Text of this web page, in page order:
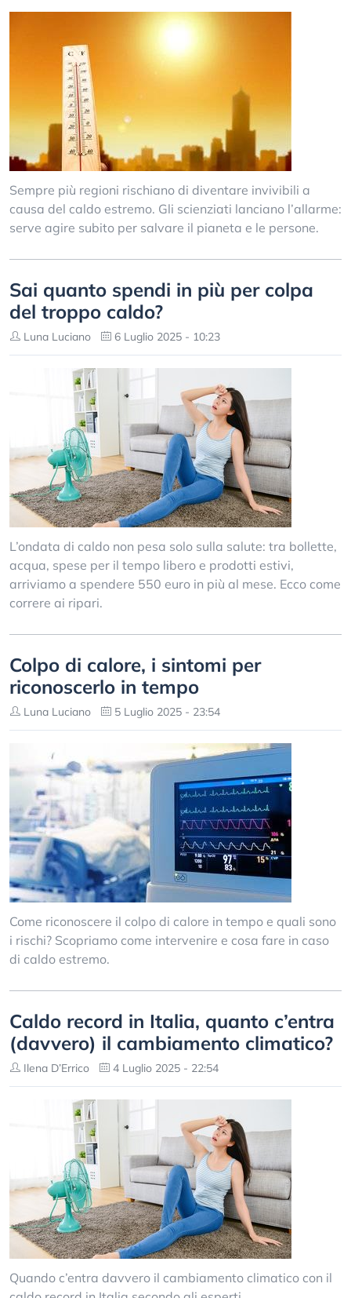
Sempre più regioni rischiano di diventare invivibili a
causa del caldo estremo. Gli scienziati lanciano l’allarme:
serve agire subito per salvare il pianeta e le persone.
Sai quanto spendi in più per colpa
del troppo caldo?
Luna Luciano 6 Luglio 2025 - 10:23
L’ondata di caldo non pesa solo sulla salute: tra bollette,
acqua, spese per il tempo libero e prodotti estivi,
arriviamo a spendere 550 euro in più al mese. Ecco come
correre ai ripari.
Colpo di calore, i sintomi per
riconoscerlo in tempo
Luna Luciano 5 Luglio 2025 - 23:54
Come riconoscere il colpo di calore in tempo e quali sono
i rischi? Scopriamo come intervenire e cosa fare in caso
di caldo estremo.
Caldo record in Italia, quanto c’entra
(davvero) il cambiamento climatico?
Ilena D’Errico 4 Luglio 2025 - 22:54
Quando c’entra davvero il cambiamento climatico con il